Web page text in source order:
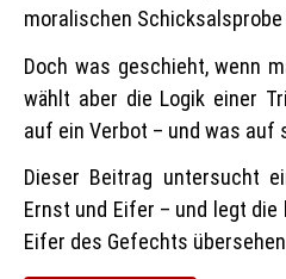
moralischen
Doch was geschieht, wenn
wählt aber die Logik einer
auf ein Verbot – und was auf
Dieser Beitrag untersucht
Ernst und Eifer – und legt
Eifer des Gefechts